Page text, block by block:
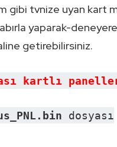
gibi tvnize uyan kart
yaparak-
getirebilirsiniz.
kartlı
dosyası